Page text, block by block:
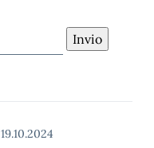
19.10.2024